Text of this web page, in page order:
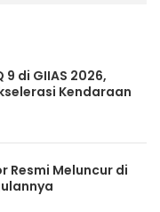
di GIIAS 2026,
Kendaraan
Resmi Meluncur di